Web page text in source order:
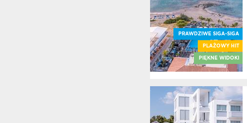
PRAWDZIWE SIGA-SIGA
PLAŻOWY HIT
PIĘKNE WIDOKI